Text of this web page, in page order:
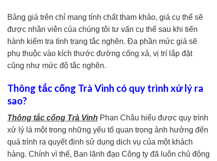
Bảng giá trên chỉ mang tính chất tham khảo, giá cụ thể sẽ
được nhân viên của chúng tôi tư vấn cụ thể sau khi tiến
hành kiểm tra tình trạng tắc nghẽn. Đa phần mức giá sẽ
phụ thuộc vào kích thước đường cống xả, vị trí lắp đặt
cũng như mức độ tắc nghẽn.
Thông tắc cống Trà Vinh có quy trình xử lý ra
sao?
Thông tắc cống Trà Vinh Phan Châu hiểu được quy trình
xử lý là một trong những yếu tố quan trọng ảnh hưởng đến
quá trình ra quyết định sử dụng dịch vụ của một khách
hàng. Chính vì thế, Ban lãnh đạo Công ty đã luôn chủ động